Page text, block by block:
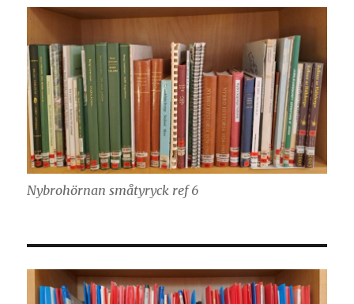
Nybrohörnan småtyryck ref 6